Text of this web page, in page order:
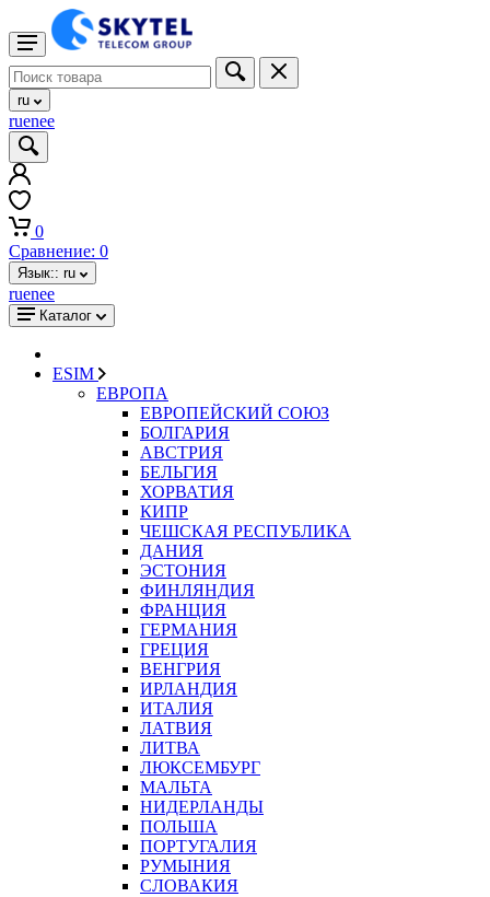
ru
ruenee
0
Сравнение: 0
Язык:: ru
ruenee
Каталог
ESIM
ЕВРОПА
ЕВРОПЕЙСКИЙ СОЮЗ
БОЛГАРИЯ
АВСТРИЯ
БЕЛЬГИЯ
ХОРВАТИЯ
КИПР
ЧЕШСКАЯ РЕСПУБЛИКА
ДАНИЯ
ЭСТОНИЯ
ФИНЛЯНДИЯ
ФРАНЦИЯ
ГЕРМАНИЯ
ГРЕЦИЯ
ВЕНГРИЯ
ИРЛАНДИЯ
ИТАЛИЯ
ЛАТВИЯ
ЛИТВА
ЛЮКСЕМБУРГ
МАЛЬТА
НИДЕРЛАНДЫ
ПОЛЬША
ПОРТУГАЛИЯ
РУМЫНИЯ
СЛОВАКИЯ